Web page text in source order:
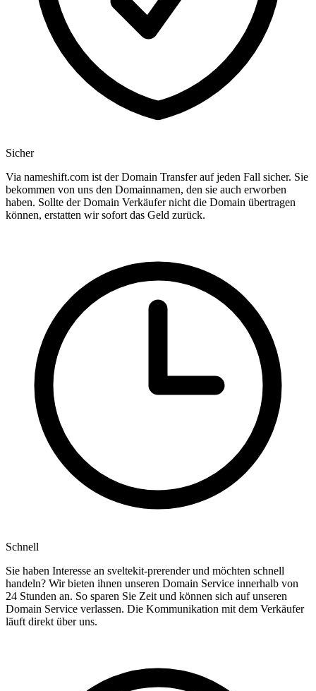
Sicher
Via nameshift.com ist der Domain Transfer auf jeden Fall sicher. Sie
bekommen von uns den Domainnamen, den sie auch erworben
haben. Sollte der Domain Verkäufer nicht die Domain übertragen
können, erstatten wir sofort das Geld zurück.
Schnell
Sie haben Interesse an sveltekit-prerender und möchten schnell
handeln? Wir bieten ihnen unseren Domain Service innerhalb von
24 Stunden an. So sparen Sie Zeit und können sich auf unseren
Domain Service verlassen. Die Kommunikation mit dem Verkäufer
läuft direkt über uns.